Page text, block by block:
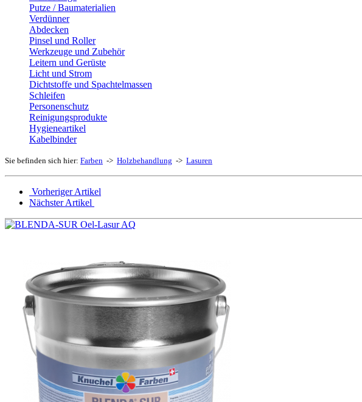
Putze / Baumaterialien
Verdünner
Abdecken
Pinsel und Roller
Werkzeuge und Zubehör
Leitern und Gerüste
Licht und Strom
Dichtstoffe und Spachtelmassen
Schleifen
Personenschutz
Reinigungsprodukte
Hygieneartikel
Kabelbinder
Sie befinden sich hier: Farben -> Holzbehandlung -> Lasuren
Vorheriger Artikel
Nächster Artikel